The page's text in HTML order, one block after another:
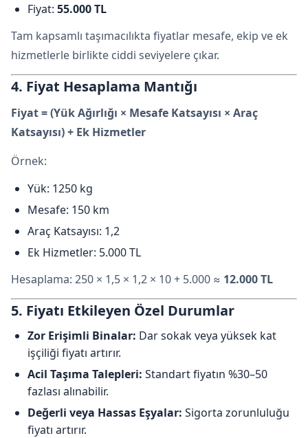
Fiyat: 55.000 TL
Tam kapsamlı taşımacılıkta fiyatlar mesafe, ekip ve ek
hizmetlerle birlikte ciddi seviyelere çıkar.
4. Fiyat Hesaplama Mantığı
Fiyat = (Yük Ağırlığı × Mesafe Katsayısı × Araç
Katsayısı) + Ek Hizmetler
Örnek:
Yük: 1250 kg
Mesafe: 150 km
Araç Katsayısı: 1,2
Ek Hizmetler: 5.000 TL
Hesaplama: 250 × 1,5 × 1,2 × 10 + 5.000 ≈ 12.000 TL
5. Fiyatı Etkileyen Özel Durumlar
Zor Erişimli Binalar: Dar sokak veya yüksek kat
işçiliği fiyatı artırır.
Acil Taşıma Talepleri: Standart fiyatın %30–50
fazlası alınabilir.
Değerli veya Hassas Eşyalar: Sigorta zorunluluğu
fiyatı artırır.